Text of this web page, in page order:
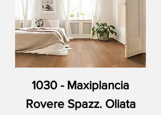
1030 - Maxiplancia
Rovere Spazz. Oliata